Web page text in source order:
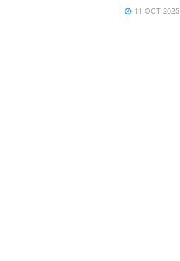
11 OCT 2025